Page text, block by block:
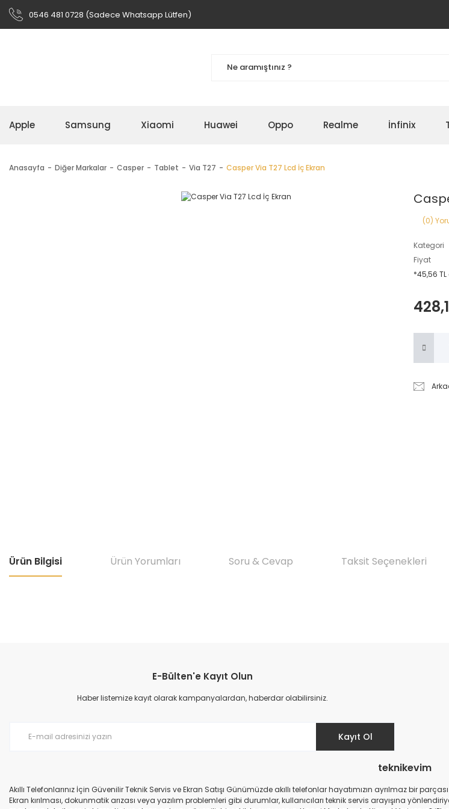
0546 481 0728 (Sadece Whatsapp Lütfen)
Apple Samsung Xiaomi Huawei Oppo Realme İnfinix
Anasayfa Diğer Markalar Casper Tablet Via T27 Casper Via T27 Lcd İç Ekran
(0)
Kategori
Fiyat
*45,56
Ürün Bilgisi Ürün Yorumları Soru & Cevap Taksit Seçenekleri
Ürün resmi kalitesiz, bozuk veya görüntülenemiyor.
Ürün açıklamasında eksik bilgiler bulunuyor.
E-Bülten'e Kayıt Olun
Haber listemize kayıt olarak kampanyalardan, haberdar olabilirsiniz.
Kayıt Ol
teknikevim
Akıllı Telefonlarınız İçin Güvenilir Teknik Servis ve Ekran Satışı Günümüzde akıllı telefonlar hayatımızın ayrılmaz bir
Ekran kırılması, dokunmatik arızası veya yazılım problemleri gibi durumlar, kullanıcıları teknik servis arayışına